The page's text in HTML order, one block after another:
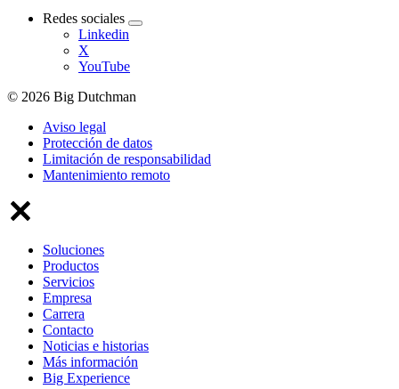
Redes sociales
Linkedin
X
YouTube
© 2026 Big Dutchman
Aviso legal
Protección de datos
Limitación de responsabilidad
Mantenimiento remoto
Soluciones
Productos
Servicios
Empresa
Carrera
Contacto
Noticias e historias
Más información
Big Experience